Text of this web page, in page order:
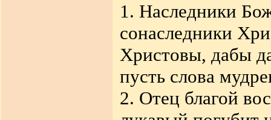
1. Наследники
сонаследники
Христовы, дабы
пусть слова
2. Отец благой